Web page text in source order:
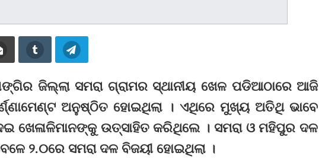
ଜିଲ୍ଲା ସମରା ଗ୍ରାମର ସ୍ଥାନୀୟ ଖେଳ ପଡିଆଠାରେ ଆଜି
ଅନୁଷ୍ଠିତ ହୋଇଥିଲା । ଏଥିରେ ମୁଖ୍ୟ ଅତିଥି ଭାବେ
ଖେଳାଳିମାନଙ୍କୁ ଉତ୍ସାହିତ କରିଥିଲେ । ସମରା ଓ ମହିପୁର ଦଳ
୨.୦ରେ ସମରା ଦଳ ବିଜୟୀ ହୋଇଥିଲା ।